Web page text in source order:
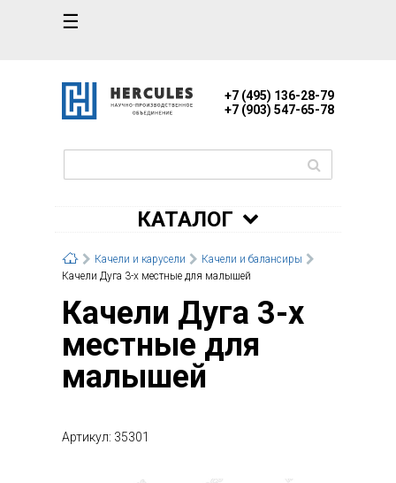
☰
+7 (495) 136-28-79
+7 (903) 547-65-78
КАТАЛОГ
Качели и карусели
Качели и балансиры
Качели Дуга 3-х местные для малышей
Качели Дуга 3-х
местные для
малышей
Артикул: 35301